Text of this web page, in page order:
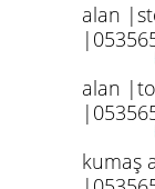
alan
alan
kumaş